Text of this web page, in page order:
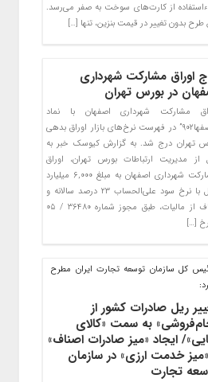
از کارت‌های سوخت به صفر می‌رسد.
طرح بدون تغییر در قیمت بنزین، تنها […]
اوراق مشارکت شهرداری
در بورس تهران
مشارکت شهرداری اصفهان با نماد
“مصفها۹۰۲” در فهرست نرخ‌های بازار اوراق بدهی
تهران درج شد. به گزارش کیوسک خبر به
از مدیریت ارتباطات بورس تهران، اوراق
مشارکت شهرداری اصفهان به مبلغ ۶,۰۰۰ میلیارد
ریال با نرخ سود علی‌‌الحساب ۲۳ درصد سالانه و
معاف از مالیات، طبق مجوز شماره ۳۶۴۸۰ / ۰۵
[…]
کل سازمان توسعه تجارت ایران مطرح
ریل صادرات کشور از
به سمت «کالای
ایجاد «میز صادرات اصناف»
خدمت ارزی» در سازمان
تجارت